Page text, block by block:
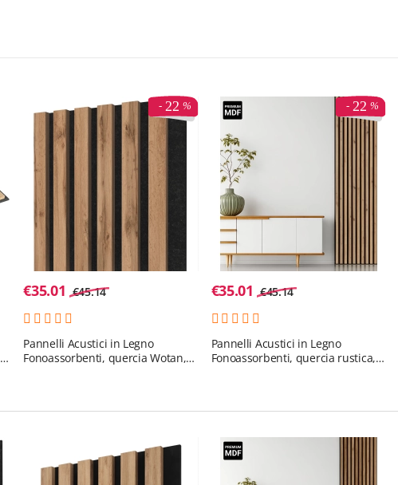
22
€35.01 €45.14
Pannelli Acustici in Legno
Fonoassorbenti, quercia Wotan,
22
€35.01 €45.14
Pannelli Acustici in Legno
Fonoassorbenti, quercia rustica,